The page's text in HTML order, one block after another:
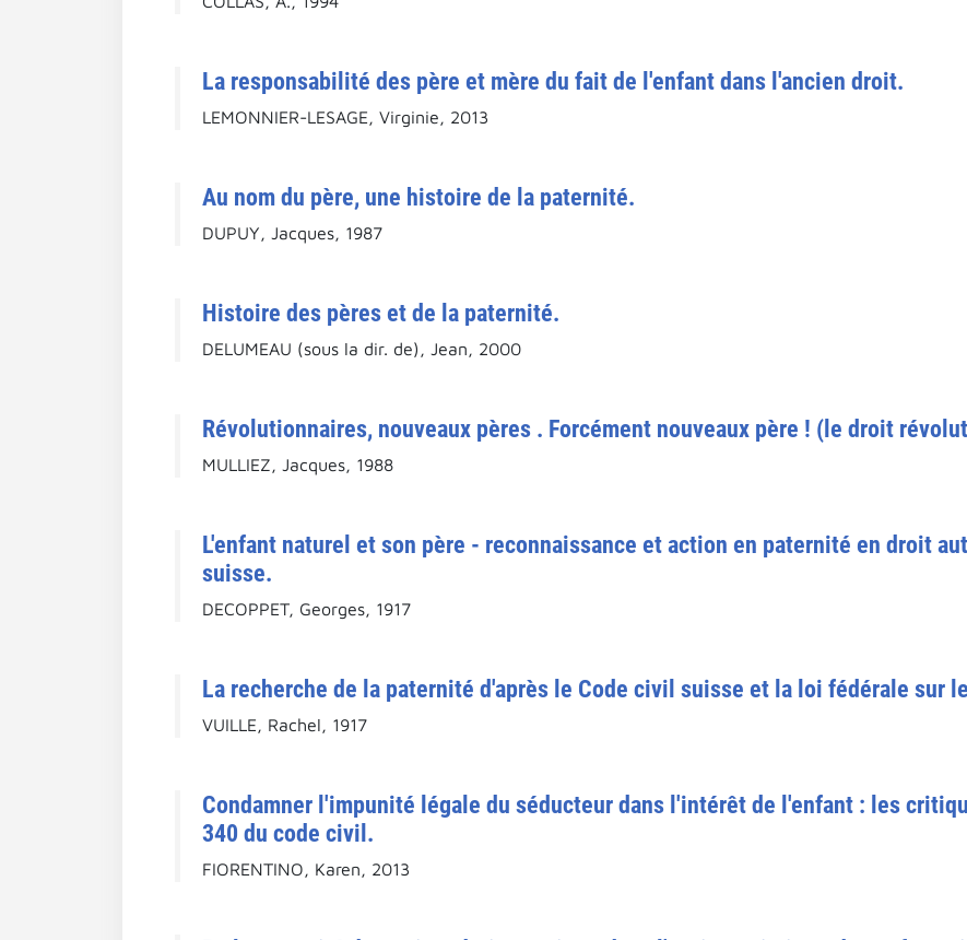
La responsabilité des père et mère du fait de l'enfant dans l'ancien droit.
LEMONNIER-LESAGE, Virginie, 2013
Au nom du père, une histoire de la paternité.
DUPUY, Jacques, 1987
Histoire des pères et de la paternité.
DELUMEAU (sous la dir. de), Jean, 2000
Révolutionnaires, nouveaux pères . Forcément nouveaux père ! (le droit
MULLIEZ, Jacques, 1988
L'enfant naturel et son père - reconnaissance et action en paternité en droit
suisse.
DECOPPET, Georges, 1917
La recherche de la paternité d'après le Code civil suisse et la loi fédérale sur
VUILLE, Rachel, 1917
Condamner l'impunité légale du séducteur dans l'intérêt de l'enfant : les
340 du code civil.
FIORENTINO, Karen, 2013